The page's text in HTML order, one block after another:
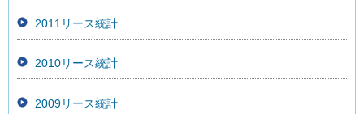
2011リース統計
2010リース統計
2009リース統計